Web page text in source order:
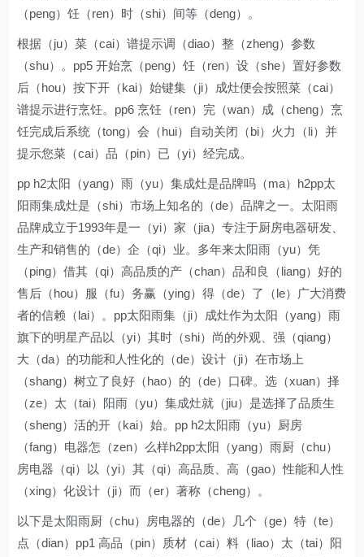
（peng）饪（ren）时（shi）间等（deng）。
根据（ju）菜（cai）谱提示调（diao）整（zheng）参数
（shu）。pp5 开始烹（peng）饪（ren）设（she）置好参数
后（hou）按下开（kai）始键集（ji）成灶便会按照菜（cai）
谱提示进行烹饪。pp6 烹饪（ren）完（wan）成（cheng）烹
饪完成后系统（tong）会（hui）自动关闭（bi）火力（li）并
提示您菜（cai）品（pin）已（yi）经完成。
pp h2太阳（yang）雨（yu）集成灶是品牌吗（ma）h2pp太
阳雨集成灶是（shi）市场上知名的（de）品牌之一。太阳雨
品牌成立于1993年是一（yi）家（jia）专注于厨房电器研发、
生产和销售的（de）企（qi）业。多年来太阳雨（yu）凭
（ping）借其（qi）高品质的产（chan）品和良（liang）好的
售后（hou）服（fu）务赢（ying）得（de）了（le）广大消费
者的信赖（lai）。pp太阳雨集（ji）成灶作为太阳（yang）雨
旗下的明星产品以（yi）其时（shi）尚的外观、强（qiang）
大（da）的功能和人性化的（de）设计（ji）在市场上
（shang）树立了良好（hao）的（de）口碑。选（xuan）择
（ze）太（tai）阳雨（yu）集成灶就（jiu）是选择了品质生
（sheng）活的开（kai）始。pp h2太阳雨（yu）厨房
（fang）电器怎（zen）么样h2pp太阳（yang）雨厨（chu）
房电器（qi）以（yi）其（qi）高品质、高（gao）性能和人性
（xing）化设计（ji）而（er）著称（cheng）。
以下是太阳雨厨（chu）房电器的（de）几个（ge）特（te）
点（dian）pp1 高品（pin）质材（cai）料（liao）太（tai）阳